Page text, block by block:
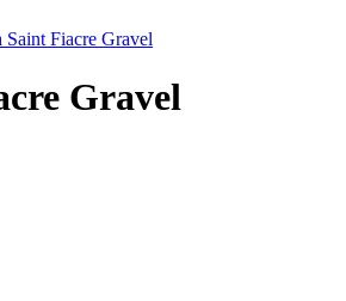
Saint Fiacre Gravel
Gravel